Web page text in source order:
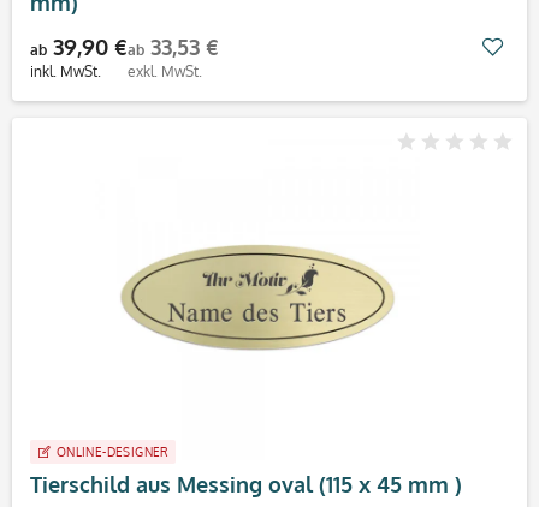
ab 39,90 €
inkl. MwSt.
ab 33,53 €
exkl. MwSt.
ONLINE-DESIGNER
Tierschild aus Messing oval (115 x 45 mm )